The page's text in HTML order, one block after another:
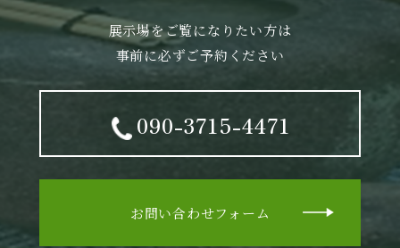
展示場をご覧になりたい方は
事前に必ずご予約ください
090-3715-4471
お問い合わせフォーム